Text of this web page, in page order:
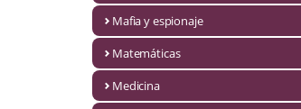
Infantil y juvenil. Nuevo!!!
Literatura fantástica
Mafia y espionaje
Matemáticas
Medicina